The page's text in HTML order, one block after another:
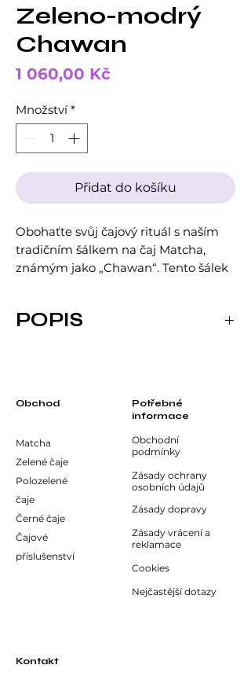
Zeleno-modrý
Chawan
1 060,00 KčCena
Množství *
Přidat do košíku
Obohaťte svůj čajový rituál s naším
tradičním šálkem na čaj Matcha,
známým jako „Chawan“. Tento šálek
Dopřejte si dokonalý zážitek z čaje
POPIS
design dodává Vaší čajové ceremonii
autentický nádech japonské kultury.
Vyrobený z kvalitní keramiky, každý
šálek je jedinečný a zaručuje odolnost
a dlouhou životnost.
Každý kousek je originální a jeho vzor
se může maličko lišit od toho na
fotografii.
Obchod
Matcha
Zelené čaje
Polozelené
čaje
Černé čaje
Čajové
příslušenství
Potřebné
informace
Obchodní
podmínky
Zásady ochrany
osobních údajů
Zásady dopravy
Zásady vrácení a
reklamace
Cookies
Nejčastější dotazy
Kontakt